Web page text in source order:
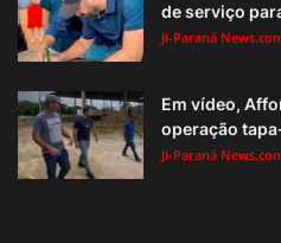
de serviço
Ji-Paraná
Em vídeo,
operação
Ji-Paraná